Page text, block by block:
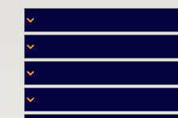
للربط بين البائع
لجميـع السلــع
وحيثـمـا كانـوا